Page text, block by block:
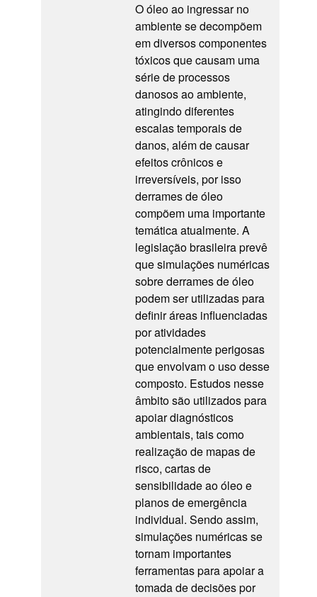
O óleo ao ingressar no
ambiente se decompõem
em diversos componentes
tóxicos que causam uma
série de processos
danosos ao ambiente,
atingindo diferentes
escalas temporais de
danos, além de causar
efeitos crônicos e
irreversíveis, por isso
derrames de óleo
compõem uma importante
temática atualmente. A
legislação brasileira prevê
que simulações numéricas
sobre derrames de óleo
podem ser utilizadas para
definir áreas influenciadas
por atividades
potencialmente perigosas
que envolvam o uso desse
composto. Estudos nesse
âmbito são utilizados para
apoiar diagnósticos
ambientais, tais como
realização de mapas de
risco, cartas de
sensibilidade ao óleo e
planos de emergência
individual. Sendo assim,
simulações numéricas se
tornam importantes
ferramentas para apoiar a
tomada de decisões por